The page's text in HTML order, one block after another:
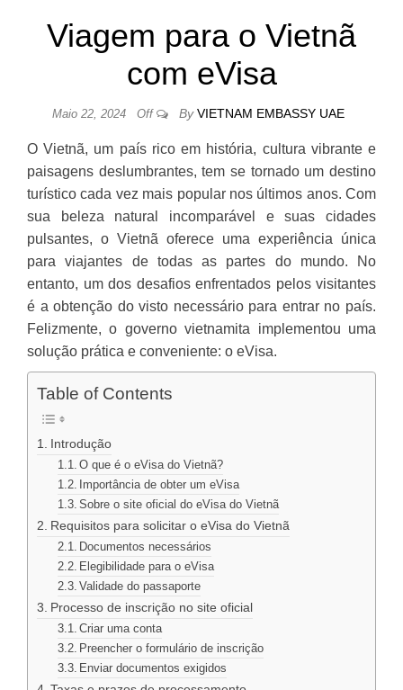
Viagem para o Vietnã
com eVisa
Maio 22, 2024 Off By VIETNAM EMBASSY UAE
O Vietnã, um país rico em história, cultura vibrante e
paisagens deslumbrantes, tem se tornado um destino
turístico cada vez mais popular nos últimos anos. Com
sua beleza natural incomparável e suas cidades
pulsantes, o Vietnã oferece uma experiência única
para viajantes de todas as partes do mundo. No
entanto, um dos desafios enfrentados pelos visitantes
é a obtenção do visto necessário para entrar no país.
Felizmente, o governo vietnamita implementou uma
solução prática e conveniente: o eVisa.
Table of Contents
Introdução
O que é o eVisa do Vietnã?
Importância de obter um eVisa
Sobre o site oficial do eVisa do Vietnã
Requisitos para solicitar o eVisa do Vietnã
Documentos necessários
Elegibilidade para o eVisa
Validade do passaporte
Processo de inscrição no site oficial
Criar uma conta
Preencher o formulário de inscrição
Enviar documentos exigidos